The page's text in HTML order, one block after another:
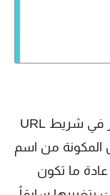
بعد ذلك يمكنك كتابة عنوان IP الراوتر في شريط URL
المكونة من اسم
ما تكون